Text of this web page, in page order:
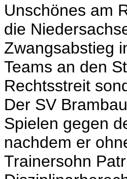
Unschönes am
die
Zwangsabstieg
Teams an den
Rechtsstreit
Der SV
Spielen gegen
nachdem er
Trainersohn